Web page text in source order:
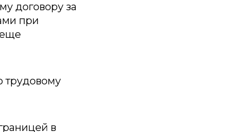
договору за
при
трудовому
в